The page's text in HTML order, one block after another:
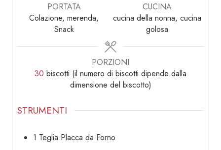
PORTATA
Colazione, merenda,
Snack
CUCINA
cucina della nonna, cucina
golosa
PORZIONI
30 biscotti (il numero di biscotti dipende dalla
dimensione del biscotto)
STRUMENTI
1 Teglia Placca da Forno